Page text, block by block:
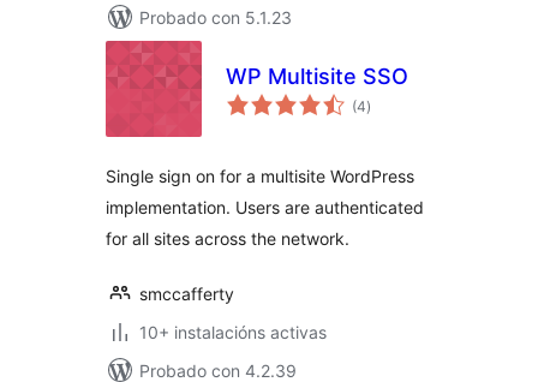
Probado con 5.1.23
WP Multisite SSO
(4valoracións
totais
)
Single sign on for a multisite WordPress
implementation. Users are authenticated
for all sites across the network.
smccafferty
10+ instalacións activas
Probado con 4.2.39